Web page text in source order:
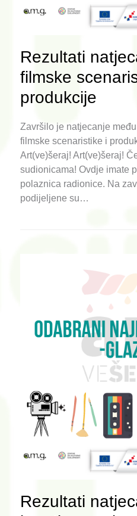
Rezultati
filmske
produkcije
Završilo je natjecanje
filmske scenaristike i
Art(ve)šeraj! Art(ve)šeraj!
sudionicama! Ovdje imate
polaznica radionice. Na
podijeljene su…
Rezultati